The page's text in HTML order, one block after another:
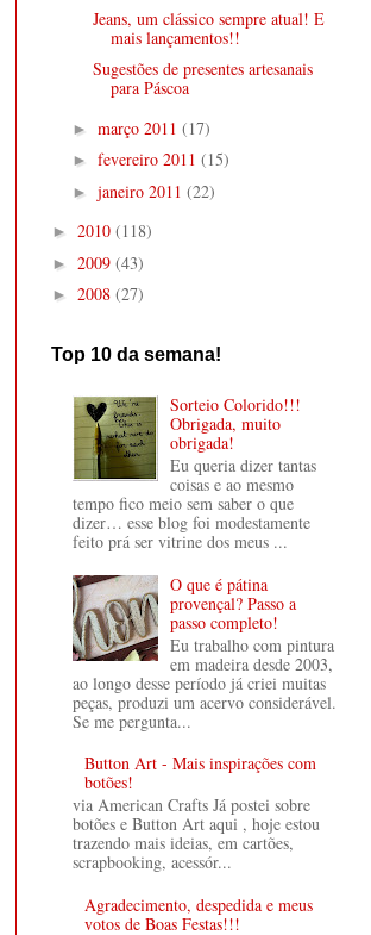
Jeans, um clássico sempre atual! E
mais lançamentos!!
Sugestões de presentes artesanais
para Páscoa
► março 2011 (17)
► fevereiro 2011 (15)
► janeiro 2011 (22)
► 2010 (118)
► 2009 (43)
► 2008 (27)
Top 10 da semana!
Sorteio Colorido!!!
Obrigada, muito
obrigada!
Eu queria dizer tantas
coisas e ao mesmo
tempo fico meio sem saber o que
dizer… esse blog foi modestamente
feito prá ser vitrine dos meus ...
O que é pátina
provençal? Passo a
passo completo!
Eu trabalho com pintura
em madeira desde 2003,
ao longo desse período já criei muitas
peças, produzi um acervo considerável.
Se me pergunta...
Button Art - Mais inspirações com
botões!
via American Crafts Já postei sobre
botões e Button Art aqui , hoje estou
trazendo mais ideias, em cartões,
scrapbooking, acessór...
Agradecimento, despedida e meus
votos de Boas Festas!!!